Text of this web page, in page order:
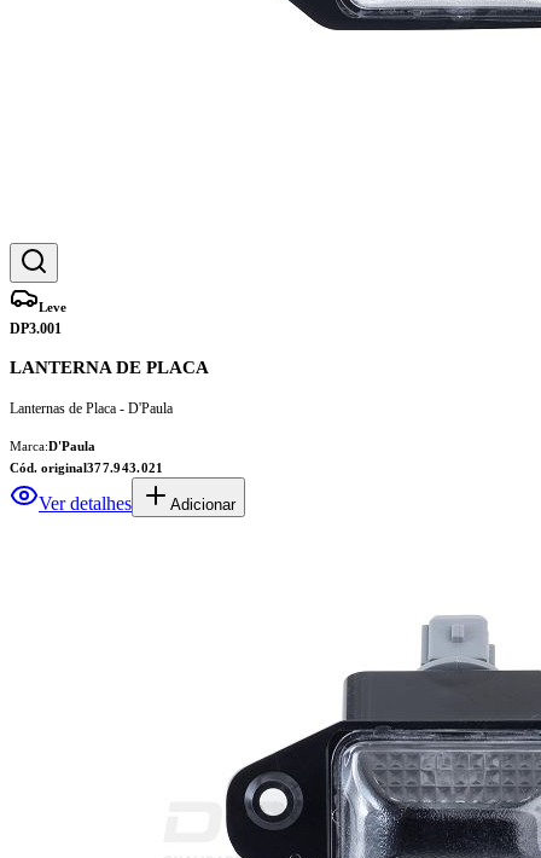
Leve
DP3.001
LANTERNA DE PLACA
Lanternas de Placa - D'Paula
Marca:D'Paula
Cód. original377.943.021
Ver detalhes Adicionar